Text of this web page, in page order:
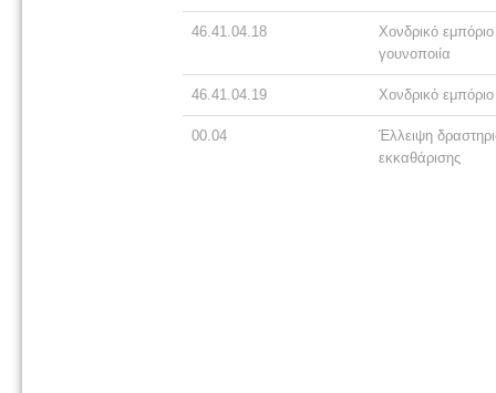
46.41.04.18
Χονδρικό
γουνοποιία
46.41.04.19 Χονδρικό
00.04
Έλλειψη
εκκαθάρισης